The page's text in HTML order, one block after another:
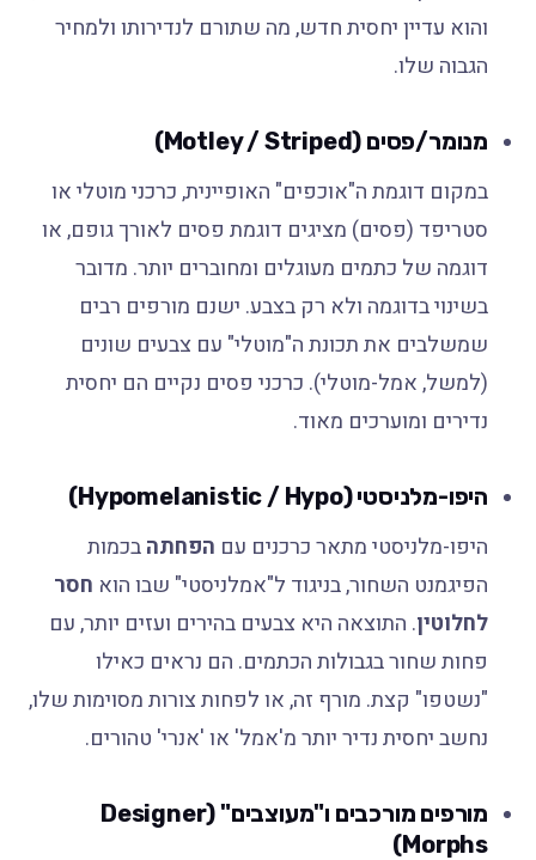
והוא עדיין יחסית חדש, מה שתורם לנדירותו ולמחיר
הגבוה שלו.
מנומר/פסים (Motley / Striped)
במקום דוגמת ה"אוכפים" האופיינית, כרכני מוטלי או
סטריפד (פסים) מציגים דוגמת פסים לאורך גופם, או
דוגמה של כתמים מעוגלים ומחוברים יותר. מדובר
בשינוי בדוגמה ולא רק בצבע. ישנם מורפים רבים
שמשלבים את תכונת ה"מוטלי" עם צבעים שונים
(למשל, אמל-מוטלי). כרכני פסים נקיים הם יחסית
נדירים ומוערכים מאוד.
היפו-מלניסטי (Hypomelanistic / Hypo)
היפו-מלניסטי מתאר כרכנים עםהפחתהבכמות
הפיגמנט השחור, בניגוד ל"אמלניסטי" שבו הואחסר
לחלוטין. התוצאה היא צבעים בהירים ועזים יותר, עם
פחות שחור בגבולות הכתמים. הם נראים כאילו
"נשטפו" קצת. מורף זה, או לפחות צורות מסוימות שלו,
נחשב יחסית נדיר יותר מ'אמל' או 'אנרי' טהורים.
מורפים מורכבים ו"מעוצבים" (Designer
Morphs)